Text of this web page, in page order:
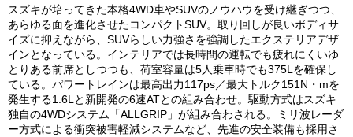
スズキが培ってきた本格4WD車やSUVのノウハウを受け継ぎつつ、
あらゆる面を進化させたコンパクトSUV。取り回しが良いボディサ
イズに抑えながら、SUVらしい力強さを強調したエクステリアデザ
インとなっている。インテリアでは長時間の運転でも疲れにくいゆ
とりある前席としつつも、荷室容量は5人乗車時でも375Lを確保し
ている。パワートレインは最高出力117ps／最大トルク151N・mを
発生する1.6Lと新開発の6速ATとの組み合わせ。駆動方式はスズキ
独自の4WDシステム「ALLGRIP」が組み合わされる。ミリ波レーダ
ー方式による衝突被害軽減システムなど、先進の安全装備も採用さ